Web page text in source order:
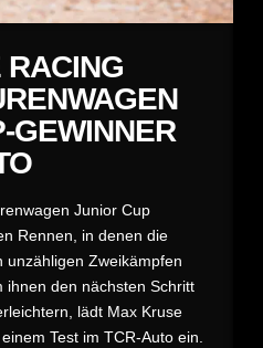
GEWINNER
Junior Cup
Rennen, in denen die
unzähligen Zweikämpfen
ihnen den nächsten Schritt
lädt Max Kruse
Test im TCR-Auto ein.